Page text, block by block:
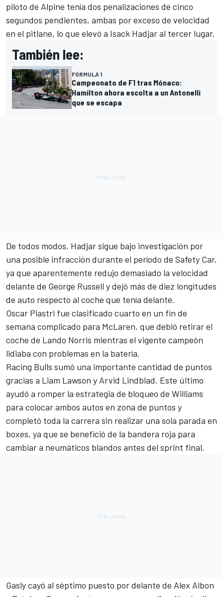
piloto de Alpine tenía dos penalizaciones de cinco
segundos pendientes, ambas por exceso de velocidad
en el pitlane, lo que elevó a Isack Hadjar al tercer lugar.
También lee:
FÓRMULA 1
Campeonato de F1 tras Mónaco:
Hamilton ahora escolta a un Antonelli
que se escapa
De todos modos, Hadjar sigue bajo investigación por
una posible infracción durante el período de Safety Car,
ya que aparentemente redujo demasiado la velocidad
delante de George Russell y dejó más de diez longitudes
de auto respecto al coche que tenía delante.
Oscar Piastri fue clasificado cuarto en un fin de
semana complicado para McLaren, que debió retirar el
coche de Lando Norris mientras el vigente campeón
lidiaba con problemas en la batería.
Racing Bulls sumó una importante cantidad de puntos
gracias a Liam Lawson y Arvid Lindblad. Este último
ayudó a romper la estrategia de bloqueo de Williams
para colocar ambos autos en zona de puntos y
completó toda la carrera sin realizar una sola parada en
boxes, ya que se benefició de la bandera roja para
cambiar a neumáticos blandos antes del sprint final.
Gasly cayó al séptimo puesto por delante de Alex Albon